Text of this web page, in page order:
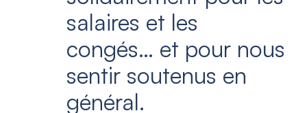
salaires et les
congés… et pour nous
sentir soutenus en
général.